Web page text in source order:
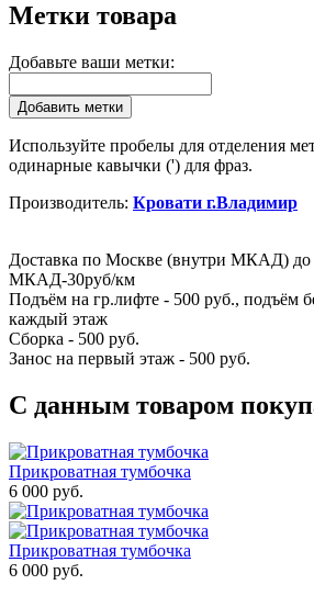
Метки товара
Добавьте ваши метки:
Добавить метки
Используйте пробелы для отделения
одинарные кавычки (') для фраз.
Производитель: Кровати г.Владимир
Доставка по Москве (внутри МКАД) до
МКАД-30руб/км
Подъём на гр.лифте - 500 руб., подъём
каждый этаж
Сборка - 500 руб.
Занос на первый этаж - 500 руб.
С данным товаром
Прикроватная тумбочка
6 000 руб.
Прикроватная тумбочка
6 000 руб.